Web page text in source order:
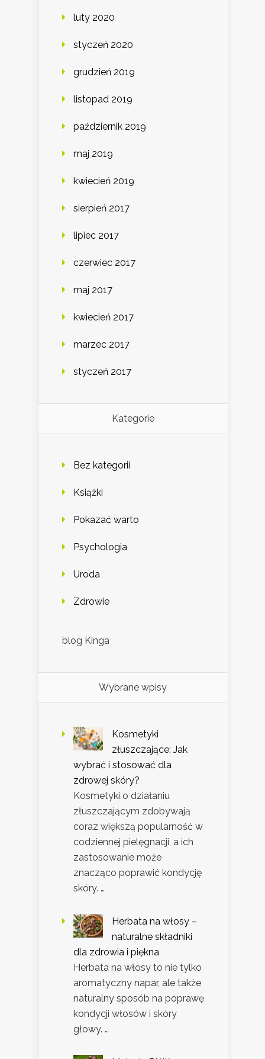
luty 2020
styczeń 2020
grudzień 2019
listopad 2019
październik 2019
maj 2019
kwiecień 2019
sierpień 2017
lipiec 2017
czerwiec 2017
maj 2017
kwiecień 2017
marzec 2017
styczeń 2017
Kategorie
Bez kategorii
Książki
Pokazać warto
Psychologia
Uroda
Zdrowie
blog Kinga
Wybrane wpisy
Kosmetyki
złuszczające: Jak
wybrać i stosować dla
zdrowej skóry?
Kosmetyki o działaniu
złuszczającym zdobywają
coraz większą popularność w
codziennej pielęgnacji, a ich
zastosowanie może
znacząco poprawić kondycję
skóry. …
Herbata na włosy –
naturalne składniki
dla zdrowia i piękna
Herbata na włosy to nie tylko
aromatyczny napar, ale także
naturalny sposób na poprawę
kondycji włosów i skóry
głowy. …